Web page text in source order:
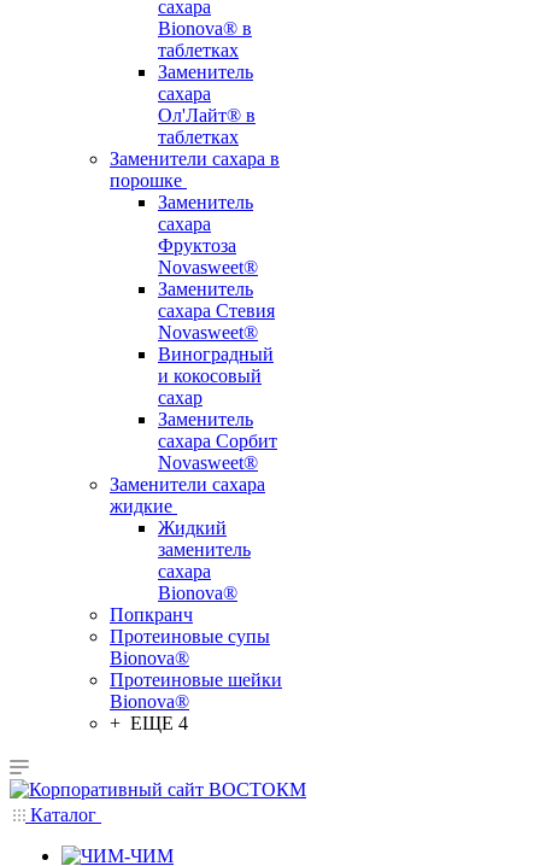
сахара
Bionova® в
таблетках
Заменитель
сахара
Ол'Лайт® в
таблетках
Заменители сахара в
порошке
Заменитель
сахара
Фруктоза
Novasweet®
Заменитель
сахара Стевия
Novasweet®
Виноградный
и кокосовый
сахар
Заменитель
сахара Сорбит
Novasweet®
Заменители сахара
жидкие
Жидкий
заменитель
сахара
Bionova®
Попкранч
Протеиновые супы
Bionova®
Протеиновые шейки
Bionova®
+ ЕЩЕ 4
Каталог